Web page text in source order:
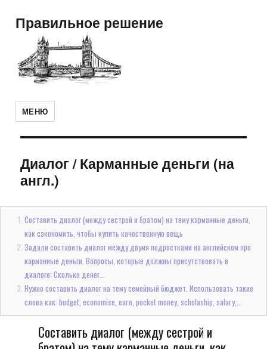
Правильное решение
МЕНЮ
Диалог/Карманные деньги (на
англ.)
Составить диалог (между сестрой и братом) на тему карманные деньги,
как сэкономить, чтобы купить качественную вещь
Задали составить диалог между двумя подростками на английском про
карманные деньги. Вопросы, которые должны присутствовать в
диалоге: Сколько денег...
Нужно составить диалог на тему семейный бюджет. Использовать такие
слова как: budget, economise, earn, pocket money, scholaship, salary,...
Составить диалог (между сестрой и